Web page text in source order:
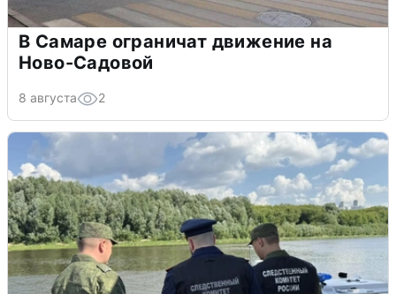
В Самаре ограничат движение на
Ново-Садовой
8 августа 2